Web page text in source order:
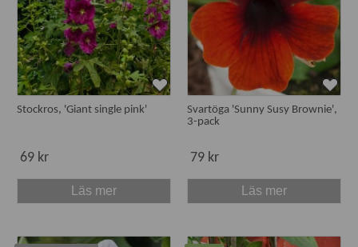
Stockros, 'Giant single pink'
69 kr
Läs mer
Svartöga 'Sunny Susy Brownie',
3-pack
79 kr
Läs mer